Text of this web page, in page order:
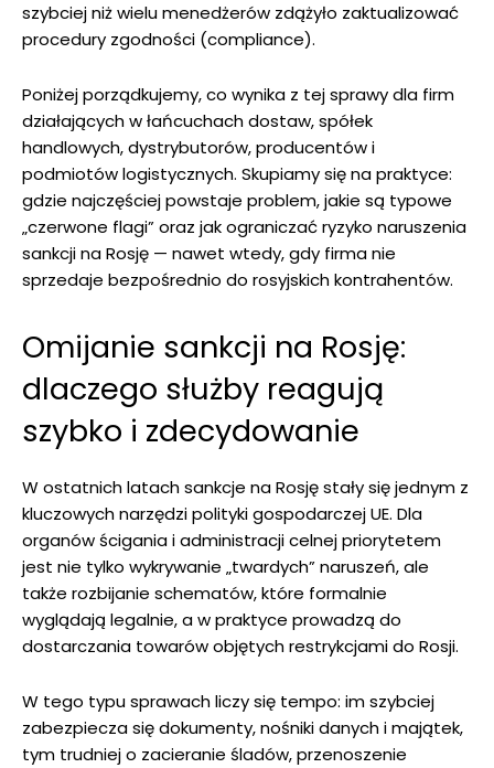
szybciej niż wielu menedżerów zdążyło zaktualizować
procedury zgodności (compliance).
Poniżej porządkujemy, co wynika z tej sprawy dla firm
działających w łańcuchach dostaw, spółek
handlowych, dystrybutorów, producentów i
podmiotów logistycznych. Skupiamy się na praktyce:
gdzie najczęściej powstaje problem, jakie są typowe
„czerwone flagi” oraz jak ograniczać ryzyko naruszenia
sankcji na Rosję — nawet wtedy, gdy firma nie
sprzedaje bezpośrednio do rosyjskich kontrahentów.
Omijanie sankcji na Rosję:
dlaczego służby reagują
szybko i zdecydowanie
W ostatnich latach sankcje na Rosję stały się jednym z
kluczowych narzędzi polityki gospodarczej UE. Dla
organów ścigania i administracji celnej priorytetem
jest nie tylko wykrywanie „twardych” naruszeń, ale
także rozbijanie schematów, które formalnie
wyglądają legalnie, a w praktyce prowadzą do
dostarczania towarów objętych restrykcjami do Rosji.
W tego typu sprawach liczy się tempo: im szybciej
zabezpiecza się dokumenty, nośniki danych i majątek,
tym trudniej o zacieranie śladów, przenoszenie